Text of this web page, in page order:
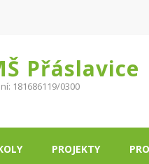
Přáslavice
181686119/0300
PROJEKTY